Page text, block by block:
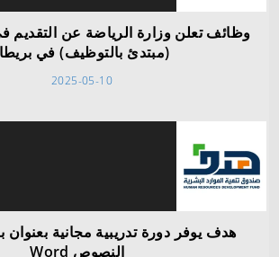
وظائف تعلن وزارة الرياضة عن التقديم
(مبتدئ بالتوظيف) في
2025-05-10
هدف يوفر دورة تدريبية مجانية بعنوان
النصوص Word